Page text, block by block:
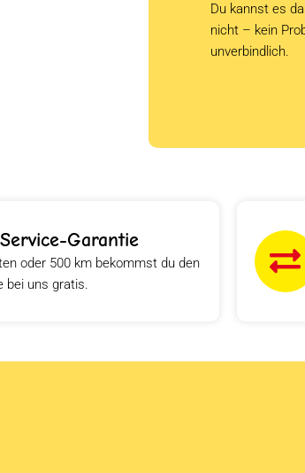
Du kannst es
nicht – kein
unverbindlich.
Garantie
oder 500 km bekommst du den
bei uns gratis.